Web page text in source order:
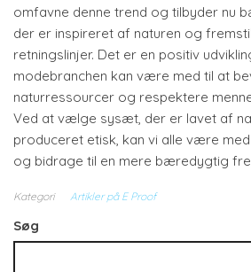
omfavne denne trend og tilbyder nu
der er inspireret af naturen og
retningslinjer. Det er en positiv
modebranchen kan være med til at
naturressourcer og respektere
Ved at vælge sysæt, der er lavet af
produceret etisk, kan vi alle være
og bidrage til en mere bæredygtig
Kategori Artikler på E Proof
Søg